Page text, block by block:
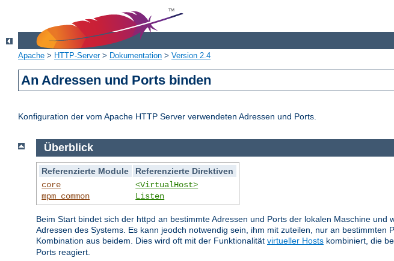
Apache > HTTP-Server> Dokumentation > Version 2.4
An Adressen und Ports binden
Konfiguration der vom Apache HTTP Server verwendeten Adressen und Ports.
Überblick
Referenzierte Module
Referenzierte Direktiven
core
mpm_common
<VirtualHost>
Listen
Beim Start bindet sich der httpd an bestimmte Adressen und Ports der lokalen Maschine
Adressen des Systems. Es kann jeodch notwendig sein, ihm mit zuteilen, nur an
Kombination aus beidem. Dies wird oft mit der Funktionalität virtueller Hosts kombiniert, die
Ports reagiert.